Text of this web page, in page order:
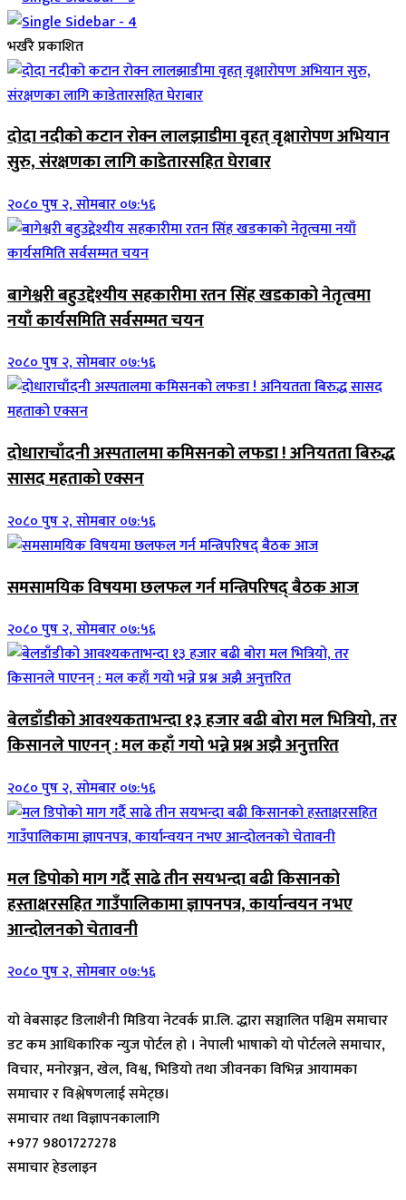
भर्खरै प्रकाशित
दोदा नदीको कटान रोक्न लालझाडीमा वृहत् वृक्षारोपण अभियान
सुरु, संरक्षणका लागि काडेतारसहित घेराबार
२०८० पुष २, सोमबार ०७:५६
बागेश्वरी बहुउद्देश्यीय सहकारीमा रतन सिंह खडकाको नेतृत्वमा
नयाँ कार्यसमिति सर्वसम्मत चयन
२०८० पुष २, सोमबार ०७:५६
दोधाराचाँदनी अस्पतालमा कमिसनको लफडा ! अनियतता बिरुद्ध
सासद महताको एक्सन
२०८० पुष २, सोमबार ०७:५६
समसामयिक विषयमा छलफल गर्न मन्त्रिपरिषद् बैठक आज
२०८० पुष २, सोमबार ०७:५६
बेलडाँडीको आवश्यकताभन्दा १३ हजार बढी बोरा मल भित्रियो, तर
किसानले पाएनन् : मल कहाँ गयो भन्ने प्रश्न अझै अनुत्तरित
२०८० पुष २, सोमबार ०७:५६
मल डिपोको माग गर्दै साढे तीन सयभन्दा बढी किसानको
हस्ताक्षरसहित गाउँपालिकामा ज्ञापनपत्र, कार्यान्वयन नभए
आन्दोलनको चेतावनी
२०८० पुष २, सोमबार ०७:५६
यो वेबसाइट डिलाशैनी मिडिया नेटवर्क प्रा.लि. द्धारा सञ्चालित पश्चिम समाचार
डट कम आधिकारिक न्युज पोर्टल हो । नेपाली भाषाको यो पोर्टलले समाचार,
विचार, मनोरञ्जन, खेल, विश्व, भिडियो तथा जीवनका विभिन्न आयामका
समाचार र विश्लेषणलाई समेट्छ।
समाचार तथा विज्ञापनकालागि
+977 9801727278
समाचार हेडलाइन